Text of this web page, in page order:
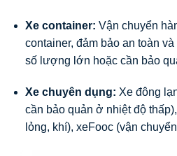
Xe container: Vận chuyển
container, đảm bảo an toàn
số lượng lớn hoặc cần bảo
Xe chuyên dụng: Xe đông
cần bảo quản ở nhiệt độ
lỏng, khí), xeFooc (vận